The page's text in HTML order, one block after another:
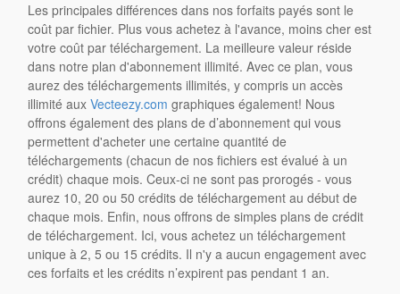
Les principales différences dans nos forfaits payés sont le
coût par fichier. Plus vous achetez à l'avance, moins cher est
votre coût par téléchargement. La meilleure valeur réside
dans notre plan d'abonnement illimité. Avec ce plan, vous
aurez des téléchargements illimités, y compris un accès
illimité auxVecteezy.com graphiques également! Nous
offrons également des plans de d’abonnement qui vous
permettent d'acheter une certaine quantité de
téléchargements (chacun de nos fichiers est évalué à un
crédit) chaque mois. Ceux-ci ne sont pas prorogés - vous
aurez 10, 20 ou 50 crédits de téléchargement au début de
chaque mois. Enfin, nous offrons de simples plans de crédit
de téléchargement. Ici, vous achetez un téléchargement
unique à 2, 5 ou 15 crédits. Il n'y a aucun engagement avec
ces forfaits et les crédits n’expirent pas pendant 1 an.